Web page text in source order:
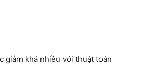
giảm khá nhiều với thuật toán